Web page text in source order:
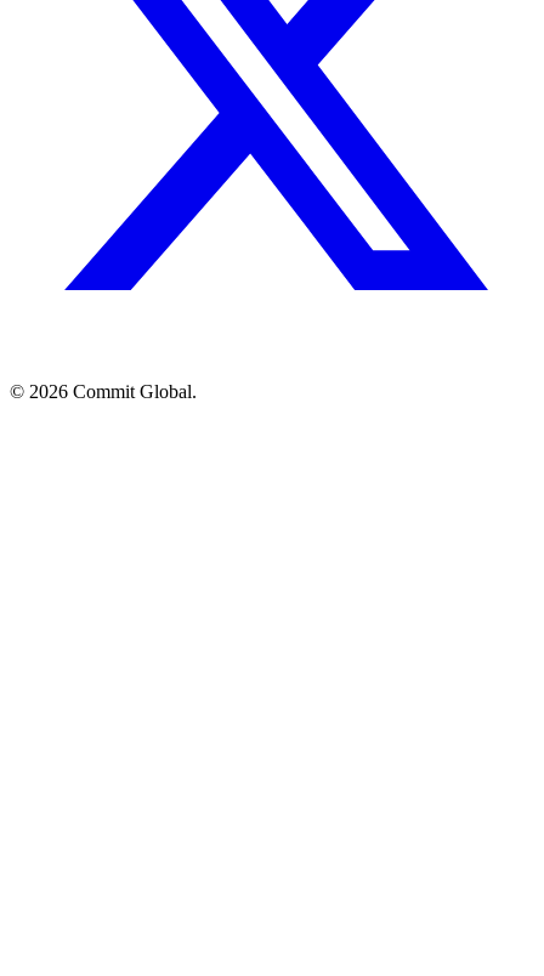
© 2026 Commit Global.